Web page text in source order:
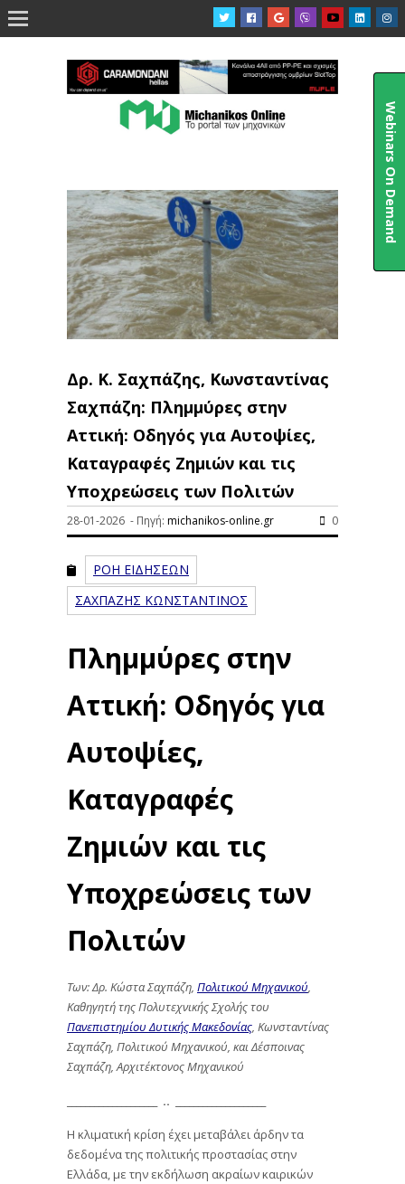

Δρ. Κ. Σαχπάζης, Κωνσταντίνας
Σαχπάζη: Πλημμύρες στην
Αττική: Οδηγός για Αυτοψίες,
Καταγραφές Ζημιών και τις
Υποχρεώσεις των Πολιτών
28-01-2026 - Πηγή: michanikos-online.gr 0
ΡΟΗ ΕΙΔΗΣΕΩΝ
ΣΑΧΠΑΖΗΣ ΚΩΝΣΤΑΝΤΙΝΟΣ
Πλημμύρες στην
Αττική: Οδηγός για
Αυτοψίες,
Καταγραφές
Ζημιών και τις
Υποχρεώσεις των
Πολιτών
Των: Δρ. Κώστα Σαχπάζη, Πολιτικού Μηχανικού
Καθηγητήτης Πολυτεχνικής Σχολής του
Πανεπιστημίου Δυτικής Μακεδονίας , Κωνσταντίνας
Σαχπάζη, Πολιτικού Μηχανικού, και Δέσποινας
Σαχπάζη, Αρχιτέκτονος Μηχανικού
Η κλιματική κρίση έχει μεταβάλει άρδην τα
δεδομένα της πολιτικής προστασίας στην
Ελλάδα, με την εκδήλωση ακραίων καιρικών
Webinars On Demand